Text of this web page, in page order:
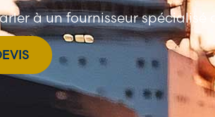
à un fournisseur spécialisé